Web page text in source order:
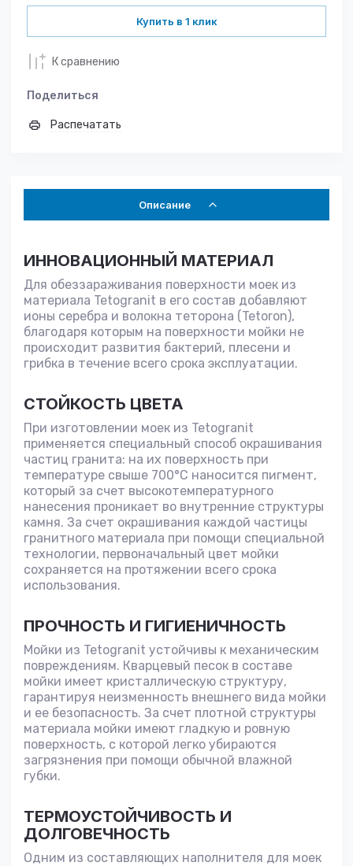
Купить в 1 клик
К сравнению
Поделиться
Распечатать
Описание
ИННОВАЦИОННЫЙ МАТЕРИАЛ
Для обеззараживания поверхности моек из
материала Tetogranit в его состав добавляют
ионы серебра и волокна теторона (Tetoron),
благодаря которым на поверхности мойки не
происходит развития бактерий, плесени и
грибка в течение всего срока эксплуатации.
СТОЙКОСТЬ ЦВЕТА
При изготовлении моек из Tetogranit
применяется специальный способ окрашивания
частиц гранита: на их поверхность при
температуре свыше 700°С наносится пигмент,
который за счет высокотемпературного
нанесения проникает во внутренние структуры
камня. За счет окрашивания каждой частицы
гранитного материала при помощи специальной
технологии, первоначальный цвет мойки
сохраняется на протяжении всего срока
использования.
ПРОЧНОСТЬ И ГИГИЕНИЧНОСТЬ
Мойки из Tetogranit устойчивы к механическим
повреждениям. Кварцевый песок в составе
мойки имеет кристаллическую структуру,
гарантируя неизменность внешнего вида мойки
и ее безопасность. За счет плотной структуры
материала мойки имеют гладкую и ровную
поверхность, с которой легко убираются
загрязнения при помощи обычной влажной
губки.
ТЕРМОУСТОЙЧИВОСТЬ И
ДОЛГОВЕЧНОСТЬ
Одним из составляющих наполнителя для моек